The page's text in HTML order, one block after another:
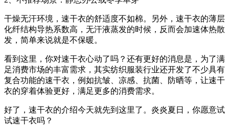
干燥无汗环境，速干衣的舒适度不如棉。另外，速干衣的薄层
化纤结构导热系数高，无汗液蒸发的时候，反而会加速体热散
发，简单来说就是不保暖。
看到这里，你对速干衣心动了吗？还有更好的消息是，为了满
足消费市场的丰富需求，其实纺织服装行业还开发了不少具有
复合功能的速干衣，例如抗皱、凉感、抗菌、防晒等，让速干
衣的穿着体验更好，满足更多的消费需求。
好了，速干衣的介绍今天就先到这里了。炎炎夏日，你愿意试
试速干衣吗？